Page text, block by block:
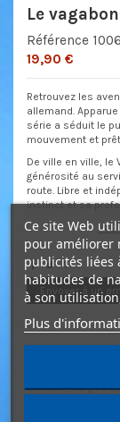
Le
Référence
19,90 €
Retrouvez les
allemand.
série a séduit le
mouvement et
De ville en ville, le
générosité au
route. Libre et
instinct et sa
14
Envoyer à un
Détails du
Ce site Web
pour améliorer
publicités liées
habitudes de
à son
Plus